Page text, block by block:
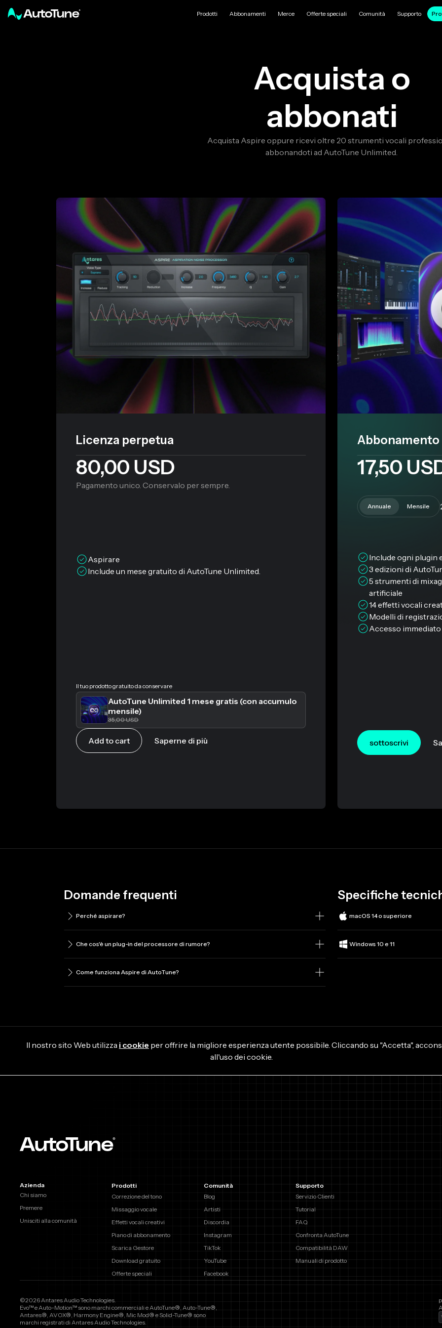
Prodotti Abbonamenti Merce Offerte speciali Comunità Supporto
Acquista o
abbonati
Acquista Aspire oppure ricevi oltre 20 strumenti vocali
abbonandoti ad AutoTune Unlimited.
Licenza perpetua
80,00 USD
Pagamento unico. Conservalo per sempre.
Aspirare
Include un mese gratuito di AutoTune Unlimited.
Il tuo prodotto gratuito da conservare
AutoTune Unlimited 1 mese gratis (con accumulo
mensile)
35,00 USD
Add to cart Saperne di più
17,50
Annuale Mensile
Include ogni plugin
3 edizioni di
5 strumenti di
artificiale
14 effetti vocali
Modelli di
Accesso
sottoscrivi
Domande frequenti
Perché aspirare?
Che cos'è un plug-in del processore di rumore?
Come funziona Aspire di AutoTune?
Specifiche
macOS 14 o superiore
Windows 10 e 11
Il nostro sito Web utilizza i cookie per offrire la migliore esperienza utente possibile. Cliccando su "Accetta",
all'uso dei cookie.
Azienda
Chi siamo
Premere
Unisciti alla comunità
Prodotti
Correzione del tono
Missaggio vocale
Effetti vocali creativi
Piano di abbonamento
Scarica Gestore
Download gratuito
Offerte speciali
Comunità
Blog
Artisti
Discordia
Instagram
TikTok
YouTube
Facebook
Supporto
Servizio Clienti
Tutorial
FAQ
Confronta AutoTune
Compatibilità DAW
Manuali di prodotto
©2026 Antares Audio Technologies.
Evo™ e Auto-Motion™ sono marchi commerciali e AutoTune®, Auto-Tune®,
Antares®, AVOX®, Harmony Engine®, Mic Mod® e Solid-Tune® sono
marchi registrati di Antares Audio Technologies.